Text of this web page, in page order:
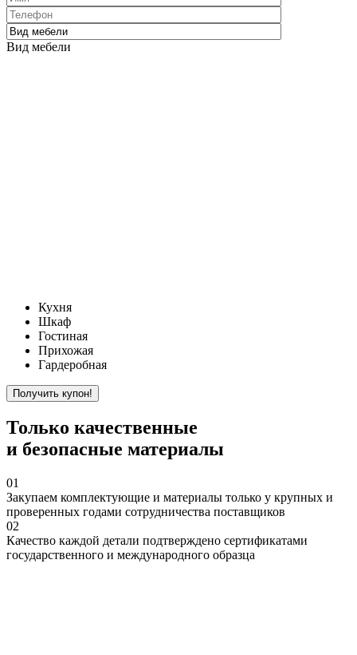
Вид мебели
Кухня
Шкаф
Гостиная
Прихожая
Гардеробная
Только качественные
и безопасные материалы
01
Закупаем комплектующие и материалы только у крупных и
проверенных годами сотрудничества поставщиков
02
Качество каждой детали подтверждено сертификатами
государственного и международного образца